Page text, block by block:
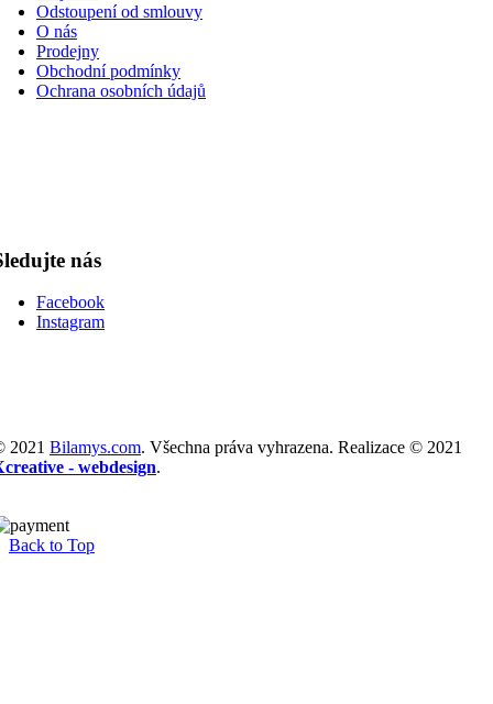
Odstoupení od smlouvy
O nás
Prodejny
Obchodní podmínky
Ochrana osobních údajů
nás
Facebook
Instagram
2021 Bilamys.com. Všechna práva vyhrazena. Realizace © 2021
- webdesign.
Back to Top